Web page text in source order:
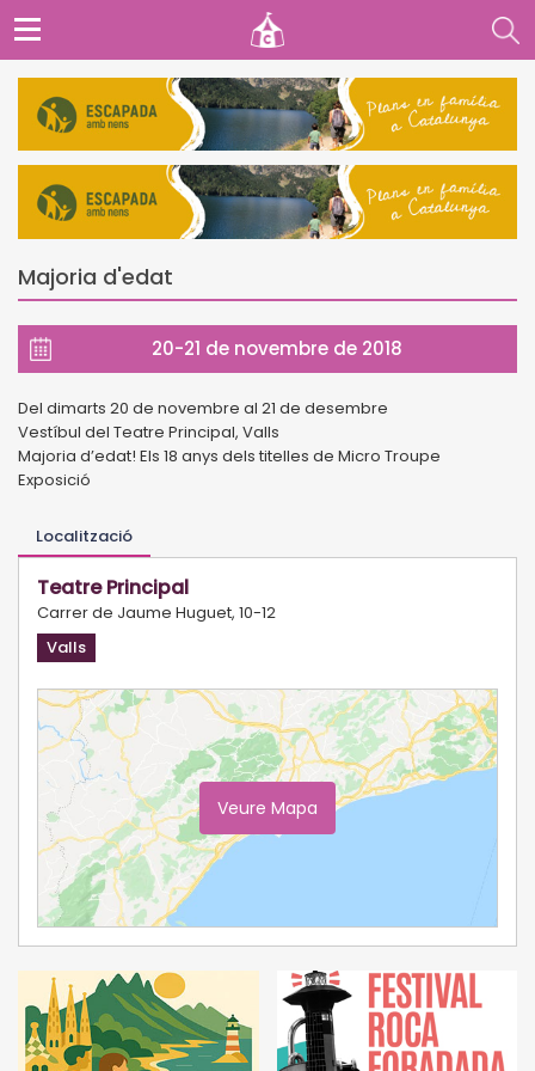
Majoria d'edat
20-21 de novembre de 2018
Del dimarts 20 de novembre al 21 de desembre
Vestíbul del Teatre Principal, Valls
Majoria d’edat! Els 18 anys dels titelles de Micro Troupe
Exposició
Localització
Teatre Principal
Carrer de Jaume Huguet, 10-12
Valls
Veure Mapa